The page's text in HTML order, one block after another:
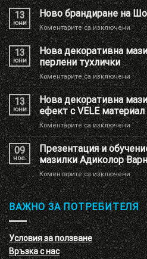
13
юни
Ново брандиране на
Коментарите са изключениза
Ново
на
Шоу
РУМ
13
юни
Нова декоративна
перлени тухлички
Коментарите са изключениза
Нова
с
на
13
юни
Нова декоративна
ефект с VELE материал
Коментарите са изключениза
Нова
–
–
3D
с
VELE
09
ное.
Презентация и
мазилки Адиколор
Коментарите са изключениза
и
на
ВАЖНО ЗА ПОТРЕБИТЕЛЯ
Условия за ползване
Връзка с нас